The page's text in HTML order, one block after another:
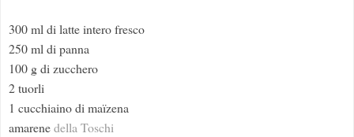
300 ml di latte intero fresco
250 ml di panna
100 g di zucchero
2 tuorli
1 cucchiaino di maïzena
amarenedella Toschi